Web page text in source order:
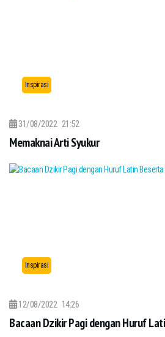
Inspirasi
31/08/2022 21:52
Memaknai Arti Syukur
Inspirasi
12/08/2022 14:26
Bacaan Dzikir Pagi dengan Huruf